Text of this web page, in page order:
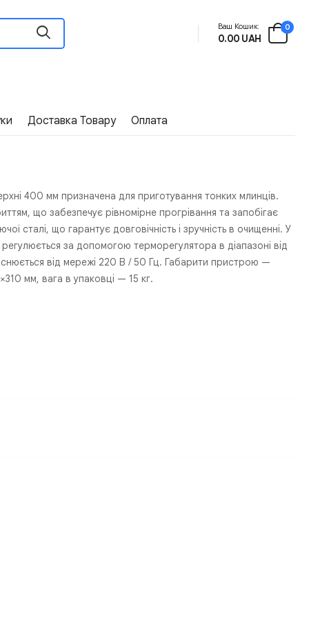
Ваш Кошик:
0.00 UAH
0
Доставка Товару Оплата
400 мм призначена для приготування тонких млинців.
що забезпечує рівномірне прогрівання та запобігає
сталі, що гарантує довговічність і зручність в очищенні. У
за допомогою терморегулятора в діапазоні від
від мережі 220 В / 50 Гц. Габарити пристрою —
мм, вага в упаковці — 15 кг.